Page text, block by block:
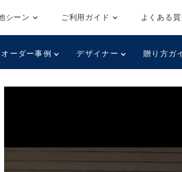
シーン ご利用ガイド よくある
オーダー事例 デザイナー 贈り方ガ